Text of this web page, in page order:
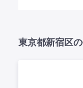
東京都新宿区